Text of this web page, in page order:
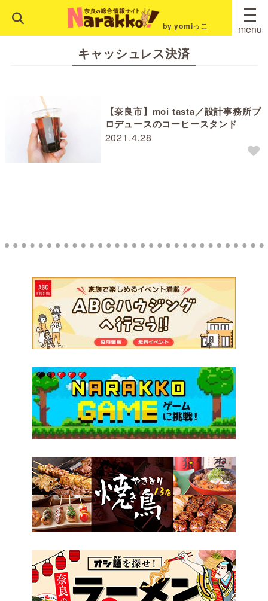
by yomiっこ menu
キャッシュレス決済
2021.4.28
【奈良市】moi tasta／設計事務所プ
ロデュースのコーヒースタンド